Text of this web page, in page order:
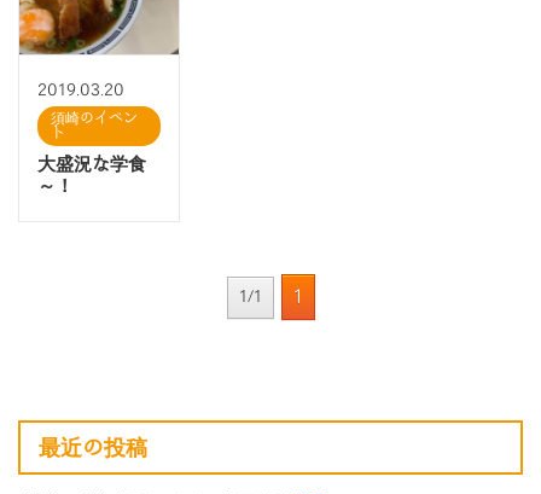
2019.03.20
須崎のイベン
ト
大盛況な学食
～！
1/1 1
最近の投稿